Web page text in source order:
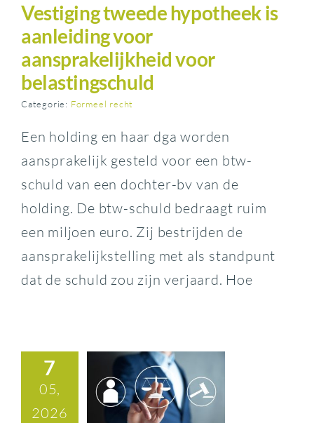
Vestiging tweede hypotheek is
aanleiding voor
aansprakelijkheid voor
belastingschuld
Categorie: Formeel recht
Een holding en haar dga worden
aansprakelijk gesteld voor een btw-
schuld van een dochter-bv van de
holding. De btw-schuld bedraagt ruim
een miljoen euro. Zij bestrijden de
aansprakelijkstelling met als standpunt
dat de schuld zou zijn verjaard. Hoe
7
05,
2026